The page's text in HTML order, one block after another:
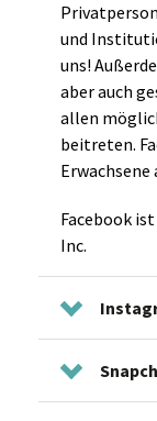
und
uns!
aber auch
allen
beitreten.
Erwachsene
Facebook
Inc.